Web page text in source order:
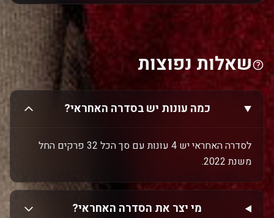
שאלות נפוצות
כמה עונות יש בסדרה האחראי?
לסדרה האחראי יש 4 עונות עם סך הכל 32 פרקים החל
משנת 2022.
מי יצר את הסדרה האחראי?